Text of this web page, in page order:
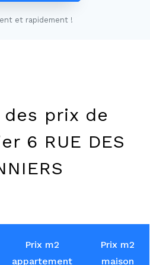
et rapidement !
des prix de
6 RUE DES
Prix m2
appartement
Prix m2
maison